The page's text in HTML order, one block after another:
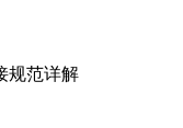
规范详解